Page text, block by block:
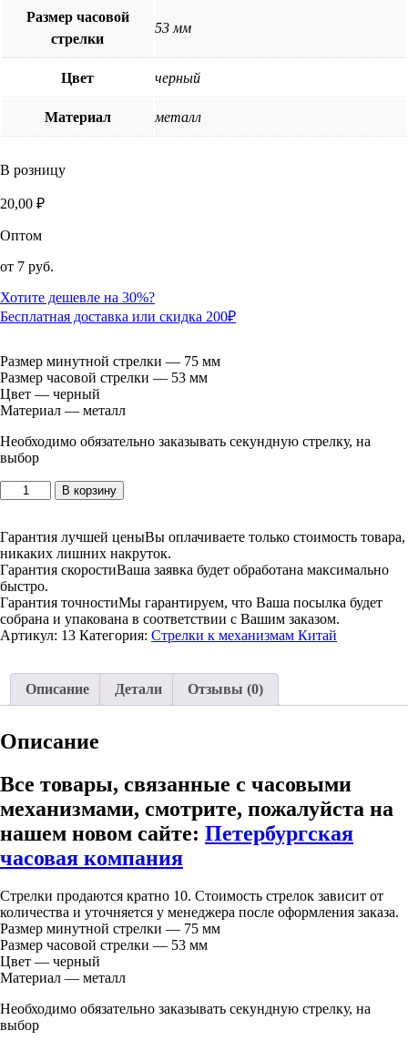
Размер часовой
стрелки
53 мм
Цвет черный
Материал металл
В розницу
20,00 ₽
Оптом
от 7 руб.
Хотите дешевле на 30%?
Бесплатная доставка или скидка 200₽
Размер минутной стрелки — 75 мм
Размер часовой стрелки — 53 мм
Цвет — черный
Материал — металл
Необходимо обязательно заказывать секундную стрелку, на
выбор
Количество
товара
53/75
мм,
металлические,
черные
В корзину
Гарантия лучшей ценыВы оплачиваете только стоимость товара,
никаких лишних накруток.
Гарантия скоростиВаша заявка будет обработана максимально
быстро.
Гарантия точностиМы гарантируем, что Ваша посылка будет
собрана и упакована в соответствии с Вашим заказом.
Артикул: 13 Категория: Стрелки к механизмам Китай
Описание Детали Отзывы (0)
Описание
Все товары, связанные с часовыми
механизмами, смотрите, пожалуйста на
нашем новом сайте: Петербургская
часовая компания
Стрелки продаются кратно 10. Стоимость стрелок зависит от
количества и уточняется у менеджера после оформления заказа.
Размер минутной стрелки — 75 мм
Размер часовой стрелки — 53 мм
Цвет — черный
Материал — металл
Необходимо обязательно заказывать секундную стрелку, на
выбор